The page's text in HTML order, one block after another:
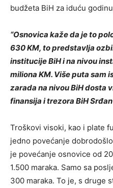
budžeta BiH za iduću
“Osnovica kaže da je to
630 KM, to predstavlja
institucije BiH i na nivou
miliona KM. Više puta sam
zarada na nivou BiH dosta
finansija i trezora BiH
Troškovi visoki, kao i plate
jedno povećanje
je povećanje osnovice od
1.500 maraka. Samo sa
300 maraka. To je, s druge